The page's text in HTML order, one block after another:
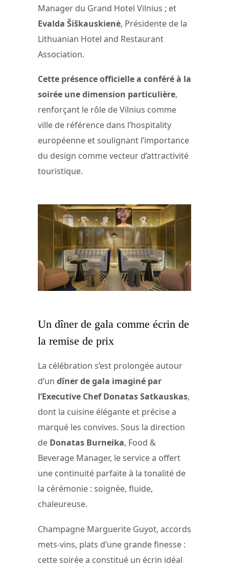
Manager du Grand Hotel Vilnius ; et
Evalda Šiškauskienė, Présidente de la
Lithuanian Hotel and Restaurant
Association.
Cette présence officielle a conféré à la
soirée une dimension particulière,
renforçant le rôle de Vilnius comme
ville de référence dans l’hospitality
européenne et soulignant l’importance
du design comme vecteur d’attractivité
touristique.
Un dîner de gala comme écrin de
la remise de prix
La célébration s’est prolongée autour
d’un dîner de gala imaginé par
l’Executive Chef Donatas Satkauskas,
dont la cuisine élégante et précise a
marqué les convives. Sous la direction
de Donatas Burneika, Food &
Beverage Manager, le service a offert
une continuité parfaite à la tonalité de
la cérémonie : soignée, fluide,
chaleureuse.
Champagne Marguerite Guyot, accords
mets-vins, plats d’une grande finesse :
cette soirée a constitué un écrin idéal